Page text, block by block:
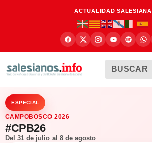
ACTUALIDAD SALESIANA
BUSCAR
ESPECIAL
CAMPOBOSCO 2026
#CPB26
Del 31 de julio al 8 de agosto